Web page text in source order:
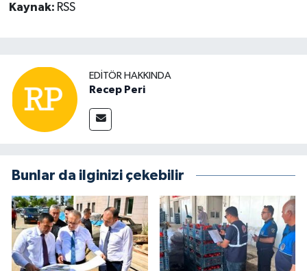
Kaynak: RSS
EDITÖR HAKKINDA
Recep Peri
Bunlar da ilginizi çekebilir